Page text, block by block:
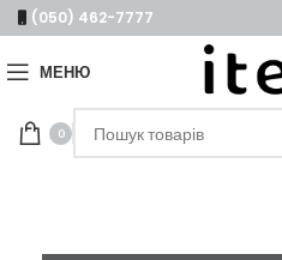
(050) 462-7777
МЕНЮ
0